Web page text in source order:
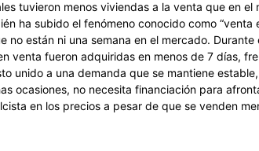
tuvieron menos viviendas a la venta que en el
ha subido el fenómeno conocido como “venta
no están ni una semana en el mercado.
venta fueron adquiridas en menos de 7 días,
unido a una demanda que se mantiene
ocasiones, no necesita financiación para
en los precios a pesar de que se venden